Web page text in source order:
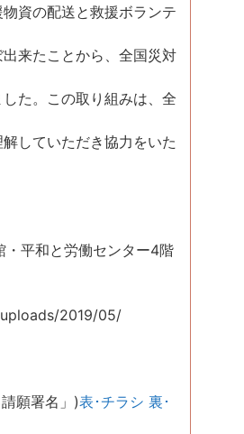
資の配送と救援ボランテ
来たことから、全国災対
た。この取り組みは、全
していただき協力をいた
和と労働センター4階
2019/05/
願署名」)表･チラシ 裏･